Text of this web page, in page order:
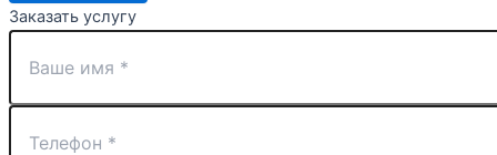
Заказать услугу